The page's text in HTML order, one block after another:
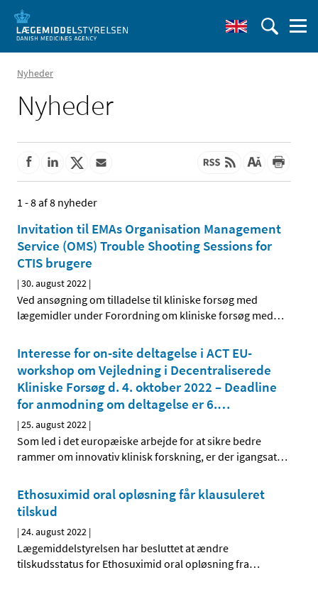
Nyheder
Nyheder
1 - 8 af 8 nyheder
Invitation til EMAs Organisation Management
Service (OMS) Trouble Shooting Sessions for
CTIS brugere
|30. august 2022 |
Ved ansøgning om tilladelse til kliniske forsøg med
lægemidler under Forordning om kliniske forsøg med…
Interesse for on-site deltagelse i ACT EU-
workshop om Vejledning i Decentraliserede
Kliniske Forsøg d. 4. oktober 2022 – Deadline
for anmodning om deltagelse er 6.…
|25. august 2022 |
Som led i det europæiske arbejde for at sikre bedre
rammer om innovativ klinisk forskning, er der igangsat…
Ethosuximid oral opløsning får klausuleret
tilskud
|24. august 2022 |
Lægemiddelstyrelsen har besluttet at ændre
tilskudsstatus for Ethosuximid oral opløsning fra…